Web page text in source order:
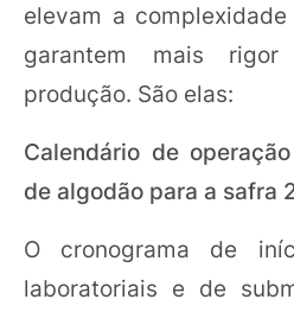
elevam a
garantem mais
produção. São elas:
Calendário de
de algodão para a safra
O cronograma de
laboratoriais e de